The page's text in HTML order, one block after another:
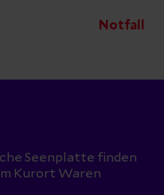
Notfall
Seenplatte finden
Kurort Waren